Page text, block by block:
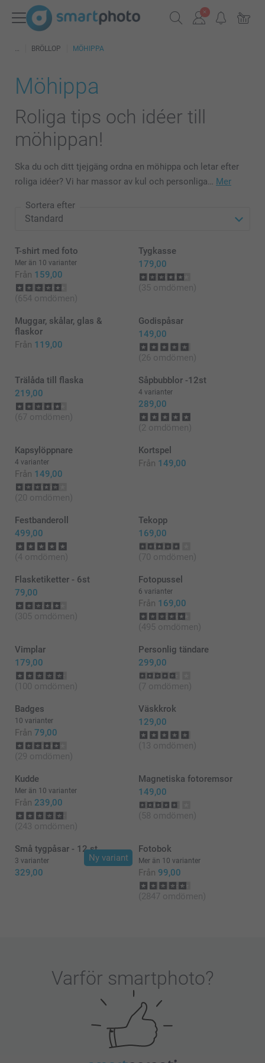
BRÖLLOP MÖHIPPA
Möhippa
Roliga tips och idéer till
möhippan!
Ska du och ditt tjejgäng ordna en möhippa och letar efter
roliga idéer? Vi har massor av kul och personliga… Mer
Sortera efter
T-shirt med foto
Mer än 10 varianter
Från 159,00
(654 omdömen)
Tygkasse
179,00
(35 omdömen)
Muggar, skålar, glas &
flaskor
Från 119,00
Godispåsar
149,00
(26 omdömen)
Trälåda till flaska
219,00
(67 omdömen)
Såpbubblor -12st
4 varianter
289,00
(2 omdömen)
Kapsylöppnare
4 varianter
Från 149,00
(20 omdömen)
Kortspel
Från 149,00
Festbanderoll
499,00
(4 omdömen)
Tekopp
169,00
(70 omdömen)
Flasketiketter - 6st
79,00
(305 omdömen)
Fotopussel
6 varianter
Från 169,00
(495 omdömen)
Vimplar
179,00
(100 omdömen)
Personlig tändare
299,00
(7 omdömen)
Badges
10 varianter
Från 79,00
(29 omdömen)
Väskkrok
129,00
(13 omdömen)
Kudde
Mer än 10 varianter
Från 239,00
(243 omdömen)
Magnetiska fotoremsor
149,00
(58 omdömen)
Ny variant
Små tygpåsar - 12 st
3 varianter
329,00
Fotobok
Mer än 10 varianter
Från 99,00
(2847 omdömen)
Varför smartphoto?